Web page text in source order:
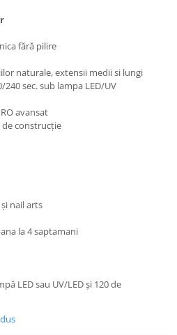
fără pilire
naturale, extensii medii si lungi
sec. sub lampa LED/UV
avansat
de construcție
nail arts
la 4 saptamani
LED sau UV/LED și 120 de